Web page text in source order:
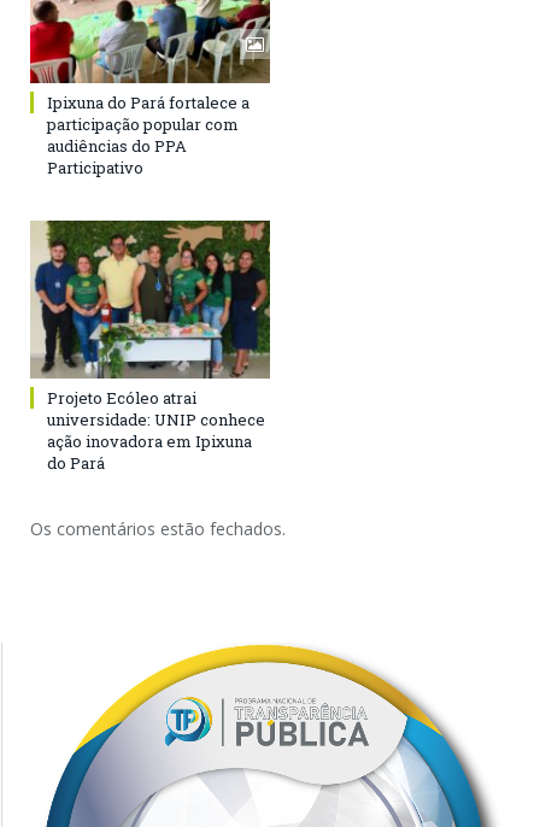
Ipixuna do Pará fortalece a
participação popular com
audiências do PPA
Participativo
Projeto Ecóleo atrai
universidade: UNIP conhece
ação inovadora em Ipixuna
do Pará
Os comentários estão fechados.